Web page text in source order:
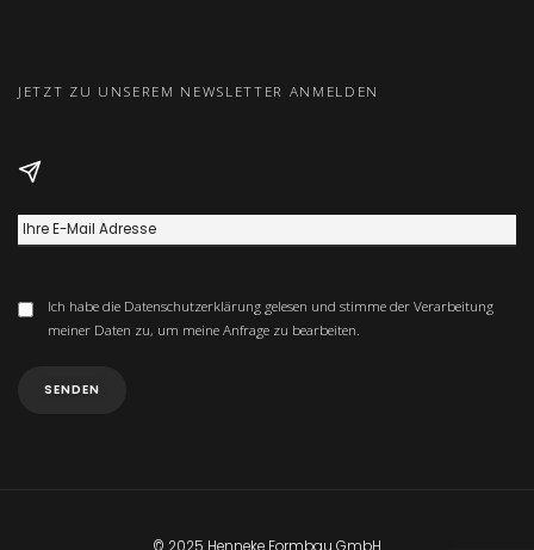
JETZT ZU UNSEREM NEWSLETTER ANMELDEN
Ich habe die Datenschutzerklärung gelesen und stimme der Verarbeitung
meiner Daten zu, um meine Anfrage zu bearbeiten.